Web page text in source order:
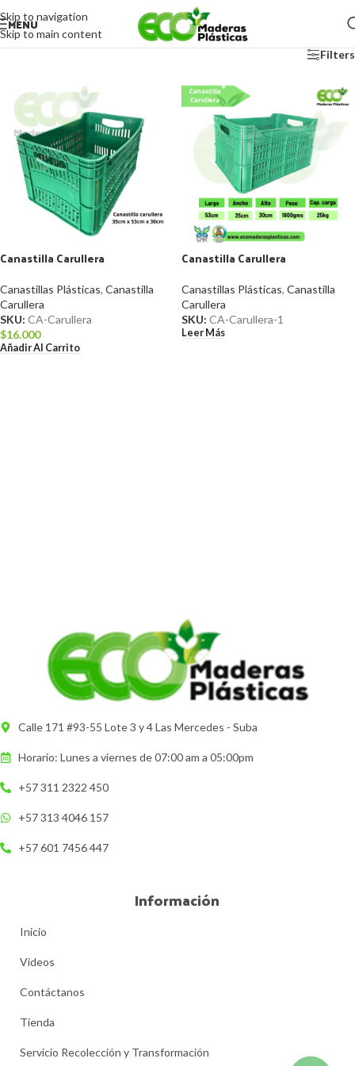
Skip to navigation
Skip to main content
MENU
Filters
Canastilla Carullera
Canastillas Plásticas, Canastilla
Carullera
SKU: CA-Carullera
$16.000
Añadir Al Carrito
Canastilla Carullera
Canastillas Plásticas, Canastilla
Carullera
SKU: CA-Carullera-1
Leer Más
Calle 171 #93-55 Lote 3 y 4 Las Mercedes - Suba
Horario: Lunes a viernes de 07:00 am a 05:00pm
+57 311 2322 450
+57 313 4046 157
+57 601 7456 447
Información
Inicio
Videos
Contáctanos
Tienda
Servicio Recolección y Transformación